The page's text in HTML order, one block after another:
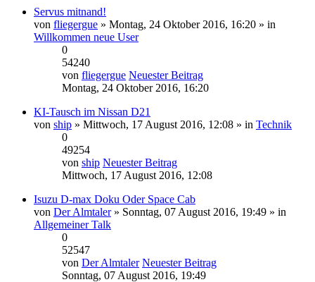
Servus mitnand!
von fliegergue » Montag, 24 Oktober 2016, 16:20 » in
Willkommen neue User
0
54240
von fliegergue Neuester Beitrag
Montag, 24 Oktober 2016, 16:20
KI-Tausch im Nissan D21
von ship » Mittwoch, 17 August 2016, 12:08 » in Technik
0
49254
von ship Neuester Beitrag
Mittwoch, 17 August 2016, 12:08
Isuzu D-max Doku Oder Space Cab
von Der Almtaler» Sonntag, 07 August 2016, 19:49 » in
Allgemeiner Talk
0
52547
von Der Almtaler Neuester Beitrag
Sonntag, 07 August 2016, 19:49